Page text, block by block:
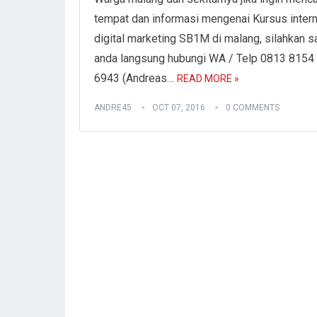
tempat dan informasi mengenai Kursus
digital marketing SB1M di malang, silahkan
anda langsung hubungi WA / Telp 0813 8154
6943 (Andreas… READ MORE »
ANDRE45 OCT 07, 2016 0 COMMENTS